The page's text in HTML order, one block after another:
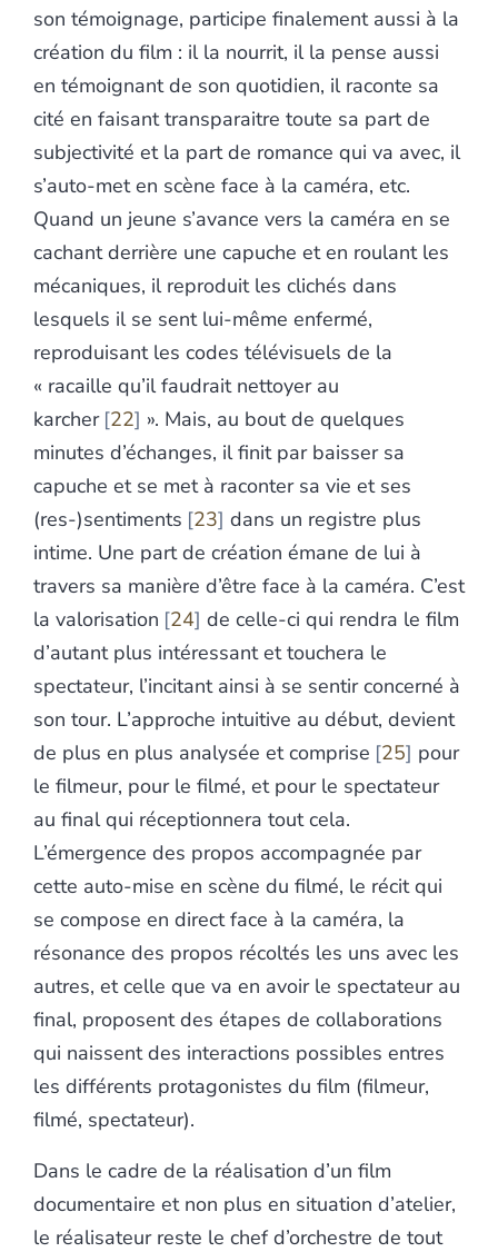
son témoignage, participe finalement aussi à la
création du film : il la nourrit, il la pense aussi
en témoignant de son quotidien, il raconte sa
cité en faisant transparaitre toute sa part de
subjectivité et la part de romance qui va avec, il
s’auto-met en scène face à la caméra, etc.
Quand un jeune s’avance vers la caméra en se
cachant derrière une capuche et en roulant les
mécaniques, il reproduit les clichés dans
lesquels il se sent lui-même enfermé,
reproduisant les codes télévisuels de la
« racaille qu’il faudrait nettoyer au
karcher 22 ». Mais, au bout de quelques
minutes d’échanges, il finit par baisser sa
capuche et se met à raconter sa vie et ses
(res-)sentiments 23 dans un registre plus
intime. Une part de création émane de lui à
travers sa manière d’être face à la caméra. C’est
la valorisation 24 de celle-ci qui rendra le film
d’autant plus intéressant et touchera le
spectateur, l’incitant ainsi à se sentir concerné à
son tour. L’approche intuitive au début, devient
de plus en plus analysée et comprise 25 pour
le filmeur, pour le filmé, et pour le spectateur
au final qui réceptionnera tout cela.
L’émergence des propos accompagnée par
cette auto-mise en scène du filmé, le récit qui
se compose en direct face à la caméra, la
résonance des propos récoltés les uns avec les
autres, et celle que va en avoir le spectateur au
final, proposent des étapes de collaborations
qui naissent des interactions possibles entres
les différents protagonistes du film (filmeur,
filmé, spectateur).
Dans le cadre de la réalisation d’un film
documentaire et non plus en situation d’atelier,
le réalisateur reste le chef d’orchestre de tout